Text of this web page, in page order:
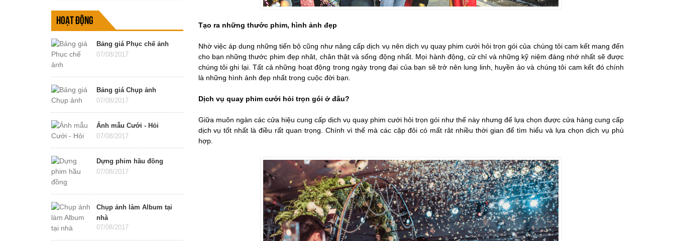
Hoạt động
Bảng giá Phục chế ảnh
07/08/2017
Bảng giá Chụp ảnh
07/08/2017
Ảnh mẫu Cưới - Hỏi
07/08/2017
Dựng phim hầu đồng
07/08/2017
Chụp ảnh làm Album tại
nhà
07/08/2017
Tạo ra những thước phim, hình ảnh đẹp
Nhờ việc áp dung những tiến bộ cũng như nâng cấp dịch vụ nên dịch vụ quay phim cưới hỏi trọn gói của chúng tôi cam kết mang đến
cho bạn những thước phim đẹp nhât, chân thật và sống động nhất. Mọi hành động, cử chỉ và những kỹ niệm đáng nhớ nhất sẽ được
chúng tôi ghi lại. Tất cả những hoạt động trong ngày trọng đại của bạn sẽ trở nên lung linh, huyền ảo và chúng tôi cam kết đó chính
là những hình ảnh đẹp nhất trong cuộc đời bạn.
Dịch vụ quay phim cưới hỏi trọn gói ở đâu?
Giữa muôn ngàn các cửa hiệu cung cấp dịch vụ quay phim cưới hỏi trọn gói như thế này nhưng để lựa chọn được cửa hàng cung cấp
dịch vụ tốt nhất là điều rất quan trọng. Chính vì thế mà các cặp đôi có mất rât nhiều thời gian để tìm hiểu và lựa chọn dịch vụ phù
hợp.